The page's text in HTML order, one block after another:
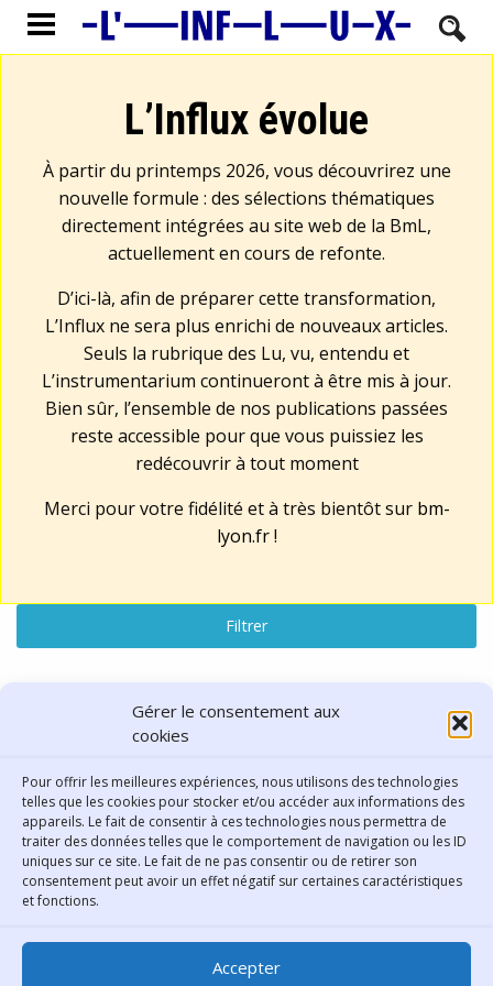
Gérer le consentement aux
cookies
Pour offrir les meilleures expériences, nous utilisons des technologies
telles que les cookies pour stocker et/ou accéder aux informations des
appareils. Le fait de consentir à ces technologies nous permettra de
traiter des données telles que le comportement de navigation ou les ID
uniques sur ce site. Le fait de ne pas consentir ou de retirer son
consentement peut avoir un effet négatif sur certaines caractéristiques
et fonctions.
Accepter
L’Influx évolue
À partir du printemps 2026, vous découvrirez une
nouvelle formule : des sélections thématiques
directement intégrées au site web de la BmL,
actuellement en cours de refonte.
D’ici-là, afin de préparer cette transformation,
L’Influx ne sera plus enrichi de nouveaux articles.
Seuls la rubrique des Lu, vu, entendu et
L’instrumentarium continueront à être mis à jour.
Bien sûr, l’ensemble de nos publications passées
reste accessible pour que vous puissiez les
redécouvrir à tout moment
Merci pour votre fidélité et à très bientôt sur bm-
lyon.fr!
Filtrer
Lu, vu, entendu
résultats : "Design - mode"
Réinitialiser la recherche
Bibliothèque municipale de